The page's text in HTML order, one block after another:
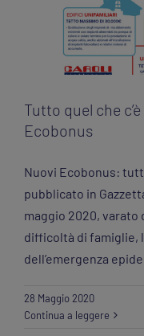
Tutto quel che
Ecobonus
Nuovi Ecobonus:
pubblicato in
maggio 2020, varato
difficoltà di famiglie,
dell’emergenza
28 Maggio 2020
Continua a leggere